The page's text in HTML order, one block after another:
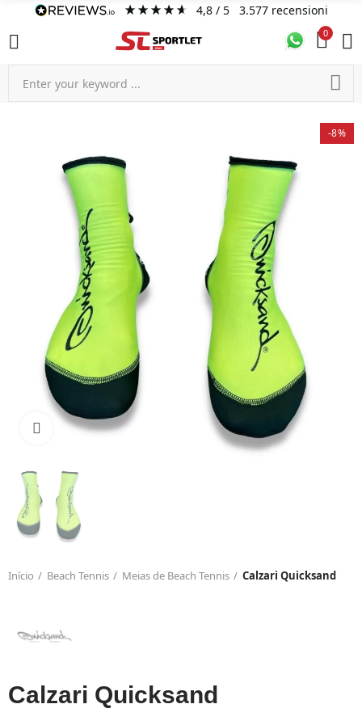
4,8/ 5 3.577 recensioni
0
-8%
Click to enlarge
Início Beach Tennis Meias de Beach Tennis Calzari Quicksand
Calzari Quicksand